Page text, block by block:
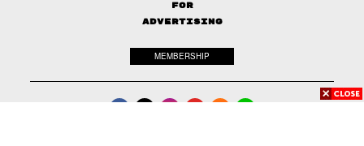
FOR
ADVERTISING
MEMBERSHIP